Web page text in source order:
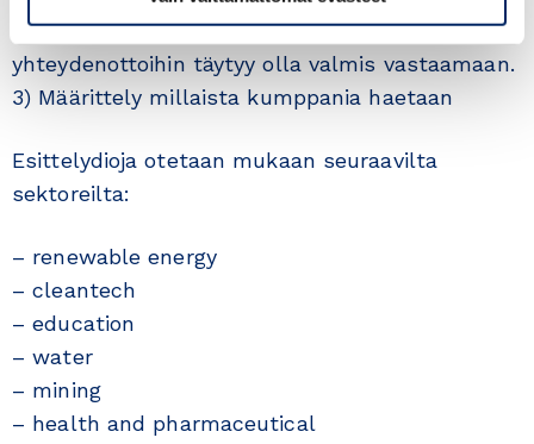
keskustelut aina henkilökohtaisesti ja
yhteydenottoihin täytyy olla valmis vastaamaan.
3) Määrittely millaista kumppania haetaan
Esittelydioja otetaan mukaan seuraavilta
sektoreilta:
– renewable energy
– cleantech
– education
– water
– mining
– health and pharmaceutical